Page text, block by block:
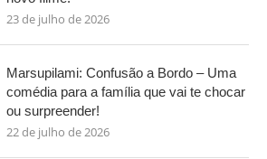
23 de julho de 2026
Marsupilami: Confusão a Bordo – Uma
comédia para a família que vai te chocar
ou surpreender!
22 de julho de 2026